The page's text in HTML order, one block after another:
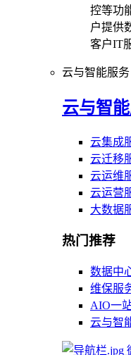
控等功
户提供
客户IT
云与智能服务
云与智
云集成
云迁移
云运维
云运营
大数据
热门推荐
数据中
维保服
AIO一
云与智